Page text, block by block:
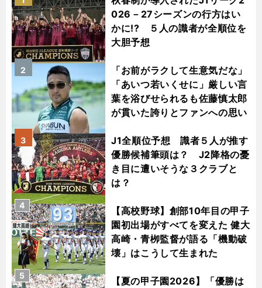
026－27シーズンの行方はい
かに!? ５人の識者が全順位を
大胆予想
「お前がラクして生意気だな」
「あいつ若いくせに」厳しい言
葉を浴びせられるも佐藤慎太郎
が貫いた誇りとファンへの思い
2
J1全順位予想 識者５人が推す
優勝候補筆頭は？ J2降格の憂
き目に遭いそうな３クラブと
は？
3
【高校野球】創部10年目の甲子
園初出場がすべてを変えた 健大
高崎・青栁監督が語る「機動破
壊」はこうして生まれた
4
【夏の甲子園2026】「優勝は
5